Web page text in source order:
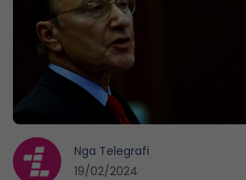
Nga Telegrafi
19/02/2024